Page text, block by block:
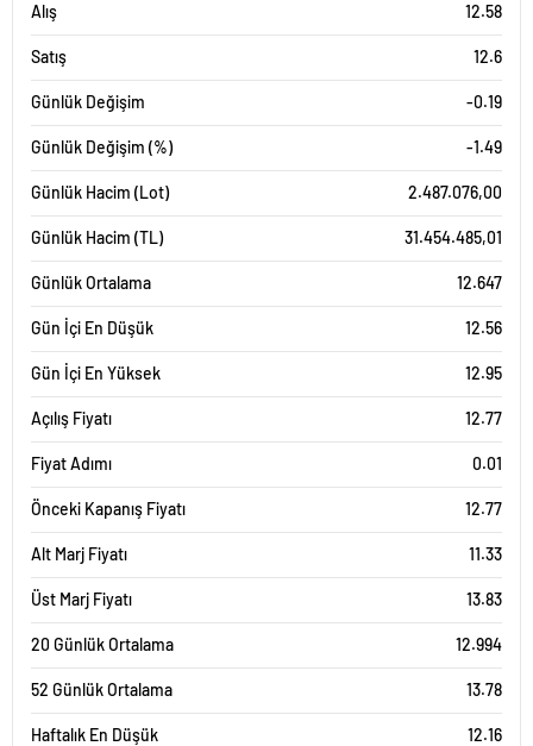
Alış 12.58
Satış 12.6
Günlük Değişim -0.19
Günlük Değişim (%) -1.49
Günlük Hacim (Lot) 2.487.076,00
Günlük Hacim (TL) 31.454.485,01
Günlük Ortalama 12.647
Gün İçi En Düşük 12.56
Gün İçi En Yüksek 12.95
Açılış Fiyatı 12.77
Fiyat Adımı 0.01
Önceki Kapanış Fiyatı 12.77
Alt Marj Fiyatı 11.33
Üst Marj Fiyatı 13.83
20 Günlük Ortalama 12.994
52 Günlük Ortalama 13.78
Haftalık En Düşük 12.16